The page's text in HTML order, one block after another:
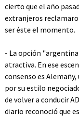
cierto que el año
extranjeros
ser éste el momento.
- La opción
atractiva. En ese
consenso es
por su estilo
de volver a conducir
diario reconoció que